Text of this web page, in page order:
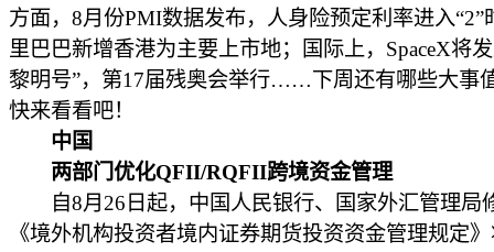
方面，8月份PMI数据发布，人身险预定利率进入“2”
里巴巴新增香港为主要上市地；国际上，SpaceX将
黎明号”，第17届残奥会举行……下周还有哪些大事
快来看看吧！
中国
两部门优化QFII/RQFII跨境资金管理
自8月26日起，中国人民银行、国家外汇管理局
《境外机构投资者境内证券期货投资资金管理规定